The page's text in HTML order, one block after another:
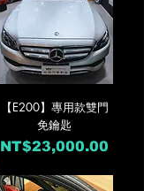
【E200】專用款雙門
免鑰匙
價格
NT$23,000.00